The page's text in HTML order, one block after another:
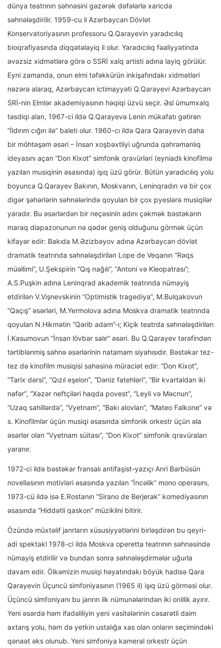
dünya teatrının səhnəsini gəzərək dəfələrlə xaricdə
səhnələşdirilir. 1959-cu il Azərbaycan Dövlət
Konservatoriyasının professoru Q.Qarayevin yaradıcılıq
bioqrafiyasında diqqətəlayiq il olur. Yaradıcılıq fəaliyyətində
əvəzsiz xidmətlərə görə o SSRİ xalq artisti adına layiq görülür.
Eyni zamanda, onun elmi təfəkkürün inkişafındakı xidmətləri
nəzərə alaraq, Azərbaycan ictimayyəti Q.Qarayevi Azərbaycan
SRİ-nin Elmlər akademiyasının həqiqi üzvü seçir. Əsl ümumxalq
təsdiqi alan, 1967-ci ildə Q.Qarayevə Lenin mükafatı gətirən
“İldırım cığırı ilə” baleti olur. 1960-cı ildə Qara Qarayevin daha
bir möhtəşəm əsəri – İnsan xoşbəxtliyi uğrunda qəhrəmanlıq
ideyasını açan “Don Kixot” simfonik qravürləri (eyniadlı kinofilmə
yazılan musiqinin əsasında) işıq üzü görür. Bütün yaradıcılıq yolu
boyunca Q.Qarayev Bakının, Moskvanın, Leninqradın və bir çox
digər şəhərlərin səhnələrində qoyulan bir çox pyeslərə musiqilər
yaradır. Bu əsərlərdən bir neçəsinin adını çəkmək bəstəkarın
maraq diapazonunun nə qədər geniş olduğunu görmək üçün
kifayər edir: Bakıda M.Əzizbəyov adına Azərbaycan dövlət
dramatik teatrında səhnələşdirilən Lope de Veqanın “Rəqs
müəllimi”, U.Şekspirin “Qış nağılı”, “Antoni və Kleopatrası”;
A.S.Puşkin adına Leninqrad akademik teatrında nümayiş
etdirilən V.Vişnevskinin “Optimistik tragediya”, M.Bulqakovun
“Qaçış” əsərləri, M.Yermolova adına Moskva dramatik teatrında
qoyulan N.Hikmətin “Qərib adam”-ı; Kiçik teatrda səhnələşdirilən
İ.Kasumovun “İnsan lövbər salır” əsəri. Bu Q.Qarayev tərəfindən
tərtiblənmiş səhnə əsərlərinin natamam siyahısıdır. Bəstəkar tez-
tez də kinofilm musiqisi sahəsinə müraciət edir: “Don Kixot”,
“Tarix dərsi”, “Qızıl eşelon”, “Dəniz fatehləri”, “Bir kvartaldan iki
nəfər”, “Xəzər neftçiləri haqda povest”, “Leyli və Məcnun”,
“Uzaq sahillərdə”, “Vyetnam”, “Bakı alovları”, “Mateo Falkone” və
s. Kinofilmlər üçün musiqi əsasında simfonik orkestr üçün əla
əsərlər olan “Vyetnam süitası”, “Don Kixot” simfonik qravüraları
yaranır.
1972-ci ildə bəstəkar fransalı antifaşist-yazıçı Anri Barbüsün
novellasının motivləri əsasında yazılan “İncəlik” mono operasını,
1973-cü ildə isə E.Rostanın “Sirano de Berjerak” komediyasının
əsasında “Hiddətli qaskon” müziklini bitirir.
Özündə müxtəlif janrların xüsusiyyətlərini birləşdirən bu qeyri-
adi spektakl 1978-ci ildə Moskva operetta teatrının səhnəsində
nümayiş etdirilir və bundan sonra səhnələşdirmələr uğurla
davam edir. Ölkəmizin musiqi həyatındakı böyük hadisə Qara
Qarayevin Üçuncü simfoniyasının (1965 il) işıq üzü görməsi olur.
Üçüncü simfoniyanı bu janrın ilk nümunələrindən iki onillik ayırır.
Yeni əsərdə həm ifadəliliyin yeni vasitələrinin cəsarətli daim
axtarış yolu, həm də yetkin ustalığa xas olan onların seçimindəki
qənaət əks olunub. Yeni simfoniya kameral orkestr üçün